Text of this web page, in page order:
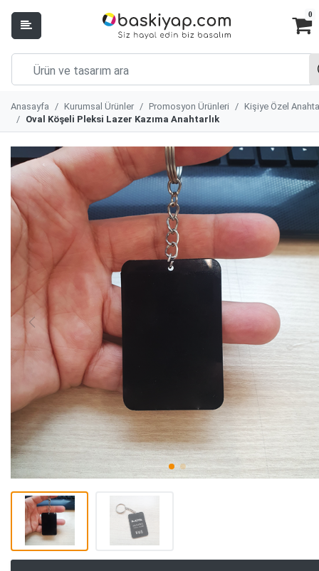
0
Anasayfa Kurumsal Ürünler Promosyon Ürünleri
Kişiye Özel
Oval Köşeli Pleksi Lazer Kazıma Anahtarlık